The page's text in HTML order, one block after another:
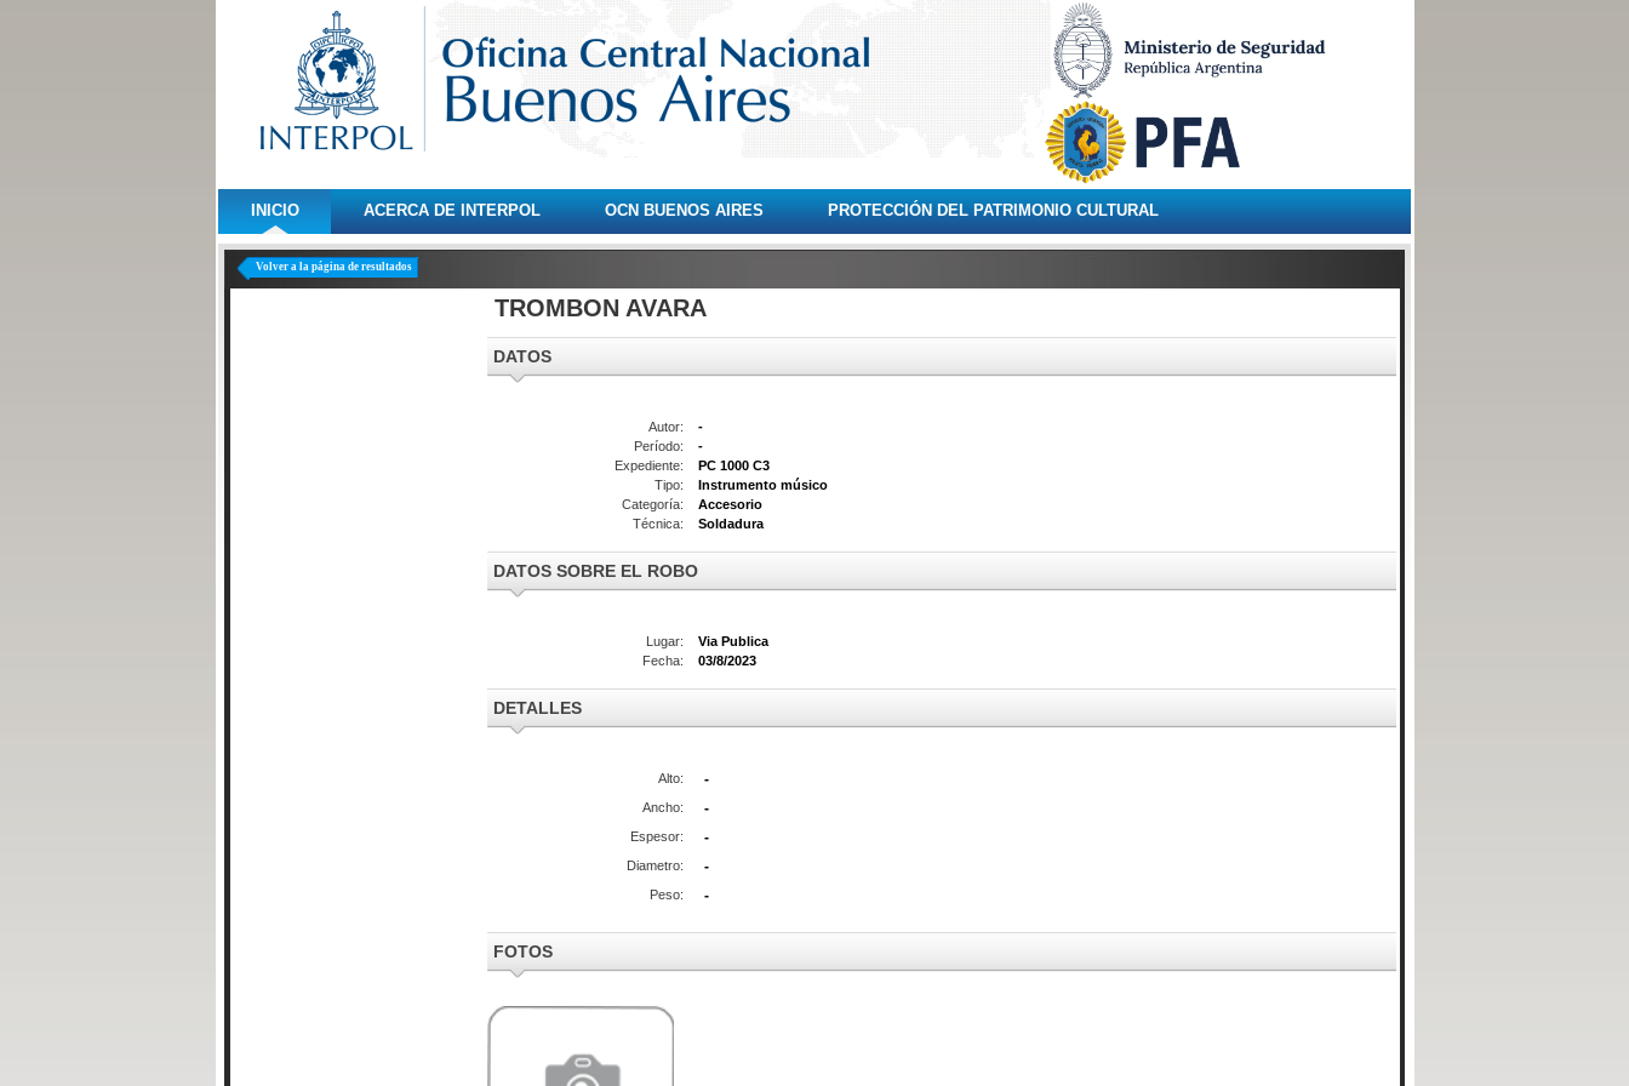
INICIO ACERCA DE INTERPOL OCN BUENOS AIRES PROTECCIÓN DEL PATRIMONIO CULTURAL
Volver a la página de resultados
TROMBON AVARA
DATOS
Autor:
-
Período:
-
Expediente:
PC 1000 C3
Tipo:
Instrumento músico
Categoría:
Accesorio
Técnica:
Soldadura
DATOS SOBRE EL ROBO
Lugar:
Via Publica
Fecha:
03/8/2023
DETALLES
Alto: -
Ancho: -
Espesor: -
Diametro: -
Peso: -
FOTOS